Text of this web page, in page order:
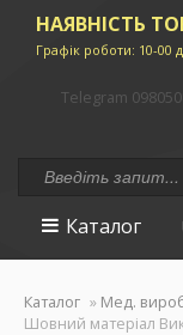
НАЯВНІСТЬ
Графік роботи: 10-00
Telegram
Каталог
Каталог » Мед.
Шовний матеріал